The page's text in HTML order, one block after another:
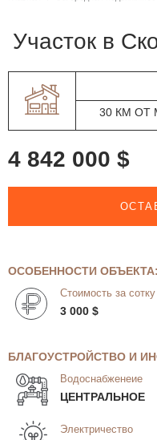
участок в
30 КМ ОТ
4 842 000 $
ОСОБЕННОСТИ ОБЪЕКТА:
Стоимость за сотку
3 000 $
БЛАГОУСТРОЙСТВО И
Водоснабженеие
ЦЕНТРАЛЬНОЕ
Электричество